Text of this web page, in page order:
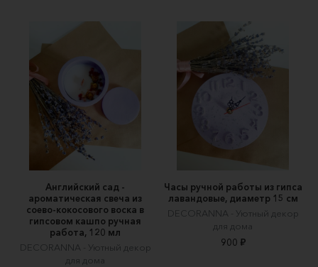
Английский сад -
ароматическая свеча из
соево-кокосового воска в
гипсовом кашпо ручная
работа, 120 мл
DECORANNA - Уютный декор
для дома
Часы ручной работы из гипса
лавандовые, диаметр 15 см
DECORANNA - Уютный декор
для дома
900 ₽